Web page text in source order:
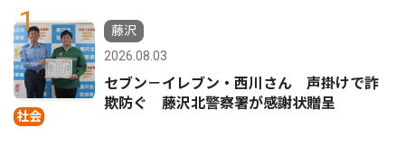
1
社会
藤沢
2026.08.03
セブン－イレブン・西川さん 声掛けで詐
欺防ぐ 藤沢北警察署が感謝状贈呈